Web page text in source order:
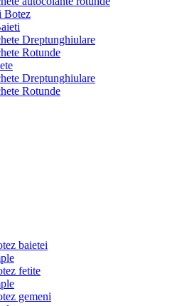
Botez
Dreptunghiulare
Rotunde
Dreptunghiulare
Rotunde
baietei
fetite
gemeni